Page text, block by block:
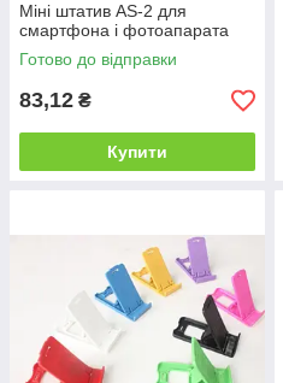
Міні штатив AS-2 для
смартфона і фотоапарата
Готово до відправки
83,12 ₴
Купити